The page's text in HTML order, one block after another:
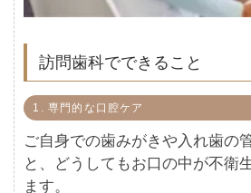
訪問歯科でできること
1. 専門的な口腔ケア
ご自身での歯みがきや入れ歯の
と、どうしてもお口の中が不衛
ます。